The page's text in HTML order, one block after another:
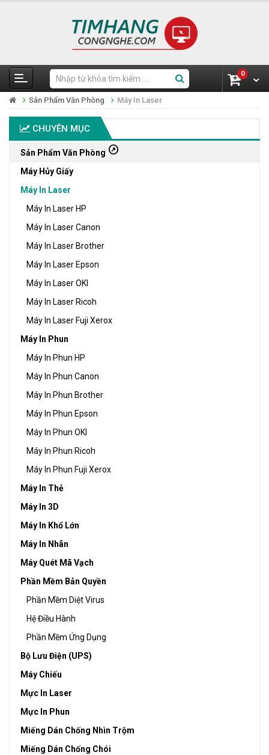
0
Sản Phẩm Văn Phòng Máy In Laser
CHUYÊN MỤC
Sản Phẩm Văn Phòng outbound
Máy Hủy Giấy
Máy In Laser
Máy In Laser HP
Máy In Laser Canon
Máy In Laser Brother
Máy In Laser Epson
Máy In Laser OKI
Máy In Laser Ricoh
Máy In Laser Fuji Xerox
Máy In Phun
Máy In Phun HP
Máy In Phun Canon
Máy In Phun Brother
Máy In Phun Epson
Máy In Phun OKI
Máy In Phun Ricoh
Máy In Phun Fuji Xerox
Máy In Thẻ
Máy In 3D
Máy In Khổ Lớn
Máy In Nhãn
Máy Quét Mã Vạch
Phần Mềm Bản Quyền
Phần Mềm Diệt Virus
Hệ Điều Hành
Phần Mềm Ứng Dụng
Bộ Lưu Điện (UPS)
Máy Chiếu
Mực In Laser
Mực In Phun
Miếng Dán Chống Nhìn Trộm
Miếng Dán Chống Chói